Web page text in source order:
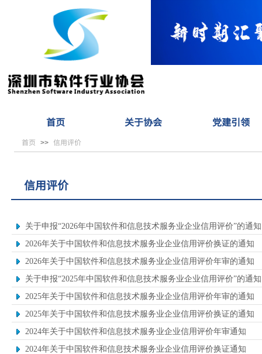
首页 关于协会 党建引领
首页 >> 信用评价
信用评价
关于申报“2026年中国软件和信息技术服务业企业信用评价”的通知
2026年关于中国软件和信息技术服务业企业信用评价换证的通知
2026年关于中国软件和信息技术服务业企业信用评价年审的通知
关于申报“2025年中国软件和信息技术服务业企业信用评价”的通知
2025年关于中国软件和信息技术服务业企业信用评价年审的通知
2025年关于中国软件和信息技术服务业企业信用评价换证的通知
2024年关于中国软件和信息技术服务业企业信用评价年审通知
2024年关于中国软件和信息技术服务业企业信用评价换证通知